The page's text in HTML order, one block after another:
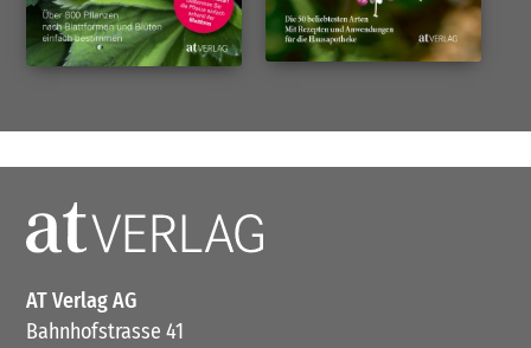
AT Verlag AG
Bahnhofstrasse 41